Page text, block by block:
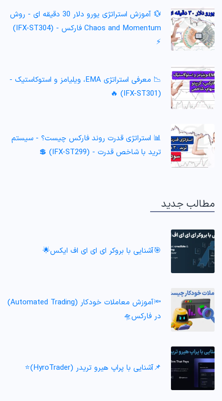
💱 آموزش استراتژی یورو دلار 30 دقیقه ای - روش
Chaos and Momentum فارکس - (IFX-ST304)
⚡️
📉 معرفی استراتژی EMA، ویلیامز و استوکاستیک -
(IFX-ST301) 🔥
📊 استراتژی قدرت روند فارکس چیست؟ - سیستم
ترید با شاخص قدرت - (IFX-ST299) 💲
مطالب جدید
🎯آشنایی با بروکر ای ای ای اف ایکس🌟
🔦آموزش معاملات خودکار (Automated Trading)
در فارکس🛸
📌آشنایی با پراپ هیرو تریدر (HyroTrader)⭐️